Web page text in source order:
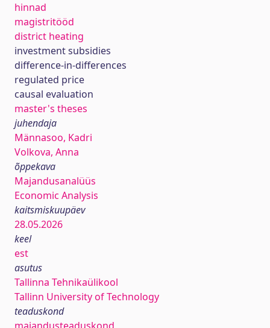
hinnad
magistritööd
district heating
investment subsidies
difference-in-differences
regulated price
causal evaluation
master's theses
juhendaja
Männasoo, Kadri
Volkova, Anna
õppekava
Majandusanalüüs
Economic Analysis
kaitsmiskuupäev
28.05.2026
keel
est
asutus
Tallinna Tehnikaülikool
Tallinn University of Technology
teaduskond